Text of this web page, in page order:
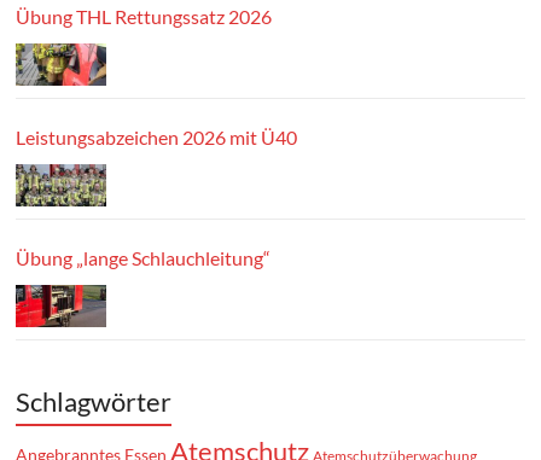
Übung THL Rettungssatz 2026
Leistungsabzeichen 2026 mit Ü40
Übung „lange Schlauchleitung“
Schlagwörter
Angebranntes Essen Atemschutz Atemschutzüberwachung